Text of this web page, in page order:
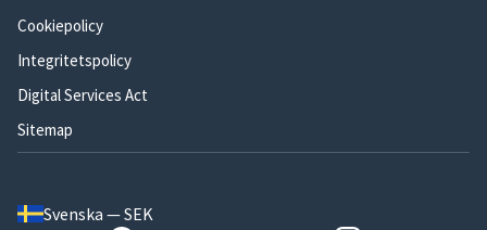
Cookiepolicy
Integritetspolicy
Digital Services Act
Sitemap
Svenska — SEK